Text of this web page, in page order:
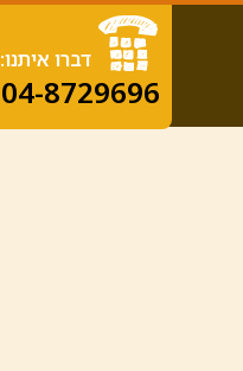
דברו איתנו:
04-8729696